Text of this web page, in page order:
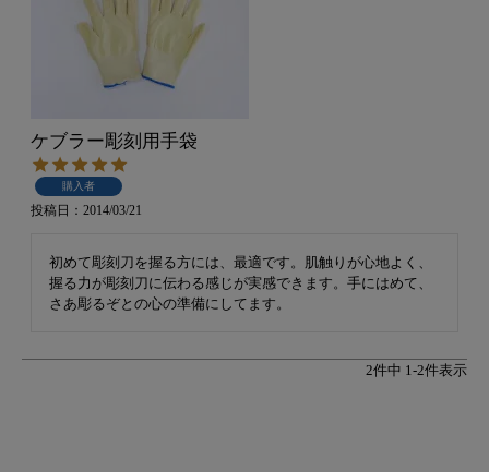
ケブラー彫刻用手袋
購入者
投稿日 2014/03/21
初めて彫刻刀を握る方には、最適です。肌触りが心地よく、
握る力が彫刻刀に伝わる感じが実感できます。手にはめて、
さあ彫るぞとの心の準備にしてます。
2件中 1 -2件表示